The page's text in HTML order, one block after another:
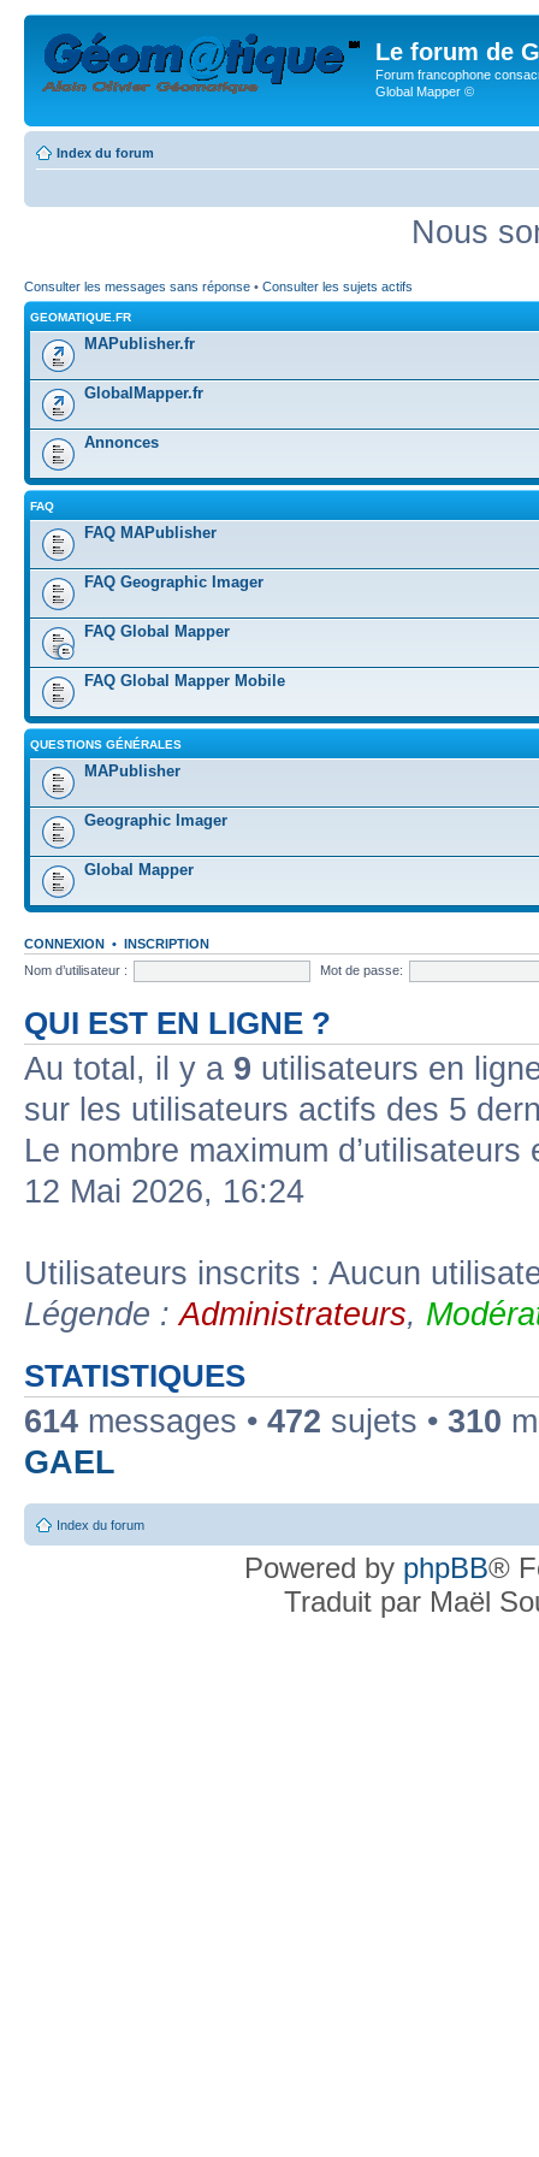
Le forum de
Forum francophone
Global Mapper ©
Index du forum
Nous
Consulter les messages sans réponse • Consulter les sujets actifs
GEOMATIQUE.FR
MAPublisher.fr
GlobalMapper.fr
Annonces
FAQ
FAQ MAPublisher
FAQ Geographic Imager
FAQ Global Mapper
FAQ Global Mapper Mobile
QUESTIONS GÉNÉRALES
MAPublisher
Geographic Imager
Global Mapper
CONNEXION • INSCRIPTION
Nom d’utilisateur :
Mot de passe:
QUI EST EN LIGNE ?
Au total, il y a 9 utilisateurs en
sur les utilisateurs actifs des 5
Le nombre maximum
12 Mai 2026, 16:24
Utilisateurs inscrits : Aucun
Légende :Administrateurs,
STATISTIQUES
614 messages • 472 sujets • 310
GAEL
Index du forum
Powered by phpBB®
Traduit par Maël